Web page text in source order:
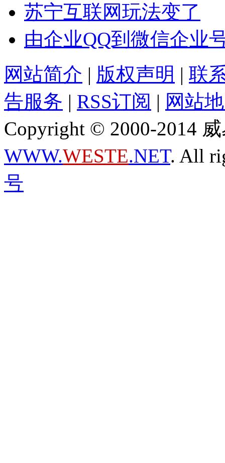
苏宁互联网玩法变了
由企业QQ到微信企业
网站简介 | 版权声明 | 联
告服务 | RSS订阅 | 网站
Copyright © 2000-2014
WWW.WESTE.NET. All
号